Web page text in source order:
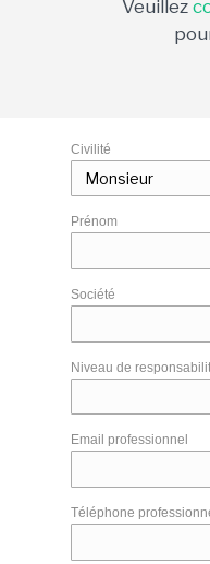
Veuillez
Civilité
Prénom
Société
Niveau de
Email professionnel
Téléphone